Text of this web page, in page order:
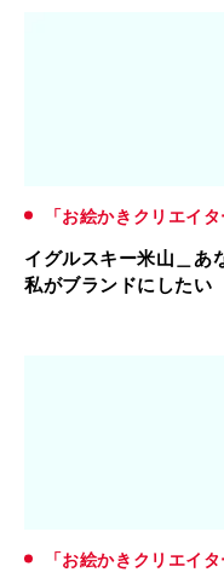
「お絵かきクリエイ
イグルスキー米山＿あ
私がブランドにしたい
「お絵かきクリエイ